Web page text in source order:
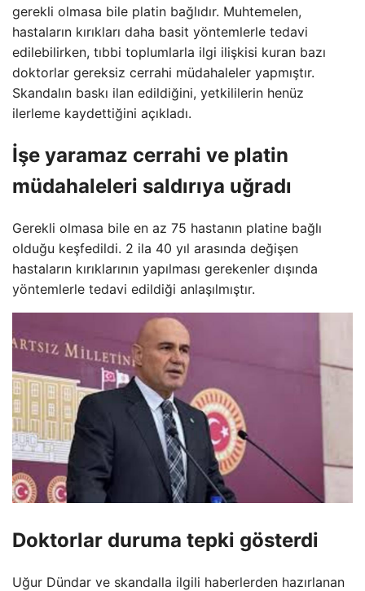
gerekli olmasa bile platin bağlıdır. Muhtemelen,
hastaların kırıkları daha basit yöntemlerle tedavi
edilebilirken, tıbbi toplumlarla ilgi ilişkisi kuran bazı
doktorlar gereksiz cerrahi müdahaleler yapmıştır.
Skandalın baskı ilan edildiğini, yetkililerin henüz
ilerleme kaydettiğini açıkladı.
İşe yaramaz cerrahi ve platin
müdahaleleri saldırıya uğradı
Gerekli olmasa bile en az 75 hastanın platine bağlı
olduğu keşfedildi. 2 ila 40 yıl arasında değişen
hastaların kırıklarının yapılması gerekenler dışında
yöntemlerle tedavi edildiği anlaşılmıştır.
Doktorlar duruma tepki gösterdi
Uğur Dündar ve skandalla ilgili haberlerden hazırlanan